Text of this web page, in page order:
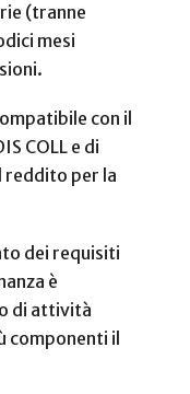
(tranne
mesi
con il
COLL e di
reddito per la
dei requisiti
è
di attività
componenti il